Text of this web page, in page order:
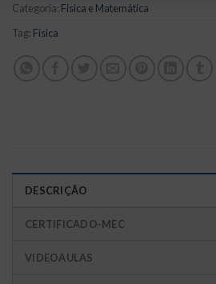
Categoria: Física e Matemática
Tag: Física
DESCRIÇÃO
CERTIFICADO-MEC
VIDEOAULAS